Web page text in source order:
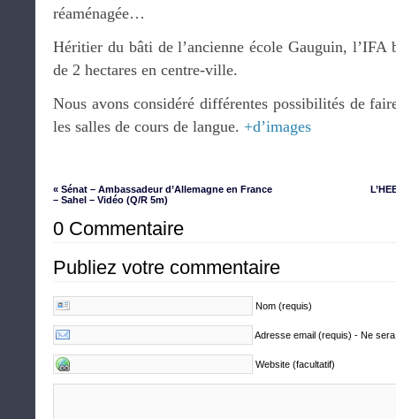
réaménagée…
Héritier du bâti de l’ancienne école Gauguin, l’IFA
de 2 hectares en centre-ville.
Nous avons considéré différentes possibilités de
les salles de cours de langue. +d’images
« Sénat – Ambassadeur d’Allemagne en France
– Sahel – Vidéo (Q/R 5m)
0 Commentaire
Publiez votre commentaire
Nom (requis)
Adresse email (requis) - Ne
Website (facultatif)